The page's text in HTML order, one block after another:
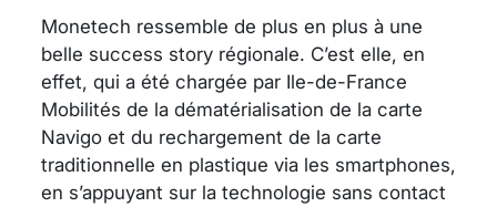
Monetech ressemble de plus en plus à une
belle success story régionale. C’est elle, en
effet, qui a été chargée par Ile-de-France
Mobilités de la dématérialisation de la carte
Navigo et du rechargement de la carte
traditionnelle en plastique via les smartphones,
en s’appuyant sur la technologie sans contact